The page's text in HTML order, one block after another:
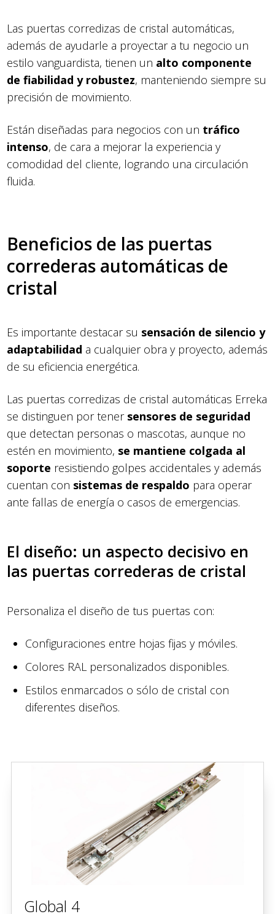
Las puertas corredizas de cristal automáticas,
además de ayudarle a proyectar a tu negocio un
estilo vanguardista, tienen un alto componente
de fiabilidad y robustez, manteniendo siempre su
precisión de movimiento.
Están diseñadas para negocios con un tráfico
intenso, de cara a mejorar la experiencia y
comodidad del cliente, logrando una circulación
fluida.
Beneficios de las puertas
correderas automáticas de
cristal
Es importante destacar su sensación de silencio y
adaptabilidad a cualquier obra y proyecto, además
de su eficiencia energética.
Las puertas corredizas de cristal automáticas Erreka
se distinguen por tenersensores de seguridad
que detectan personas o mascotas, aunque no
estén en movimiento, se mantiene colgada al
soporte resistiendo golpes accidentales y además
cuentan con sistemas de respaldo para operar
ante fallas de energía o casos de emergencias.
El diseño: un aspecto decisivo en
las puertas correderas de cristal
Personaliza el diseño de tus puertas con:
Configuraciones entre hojas fijas y móviles.
Colores RAL personalizados disponibles.
Estilos enmarcados o sólo de cristal con
diferentes diseños.
Global 4